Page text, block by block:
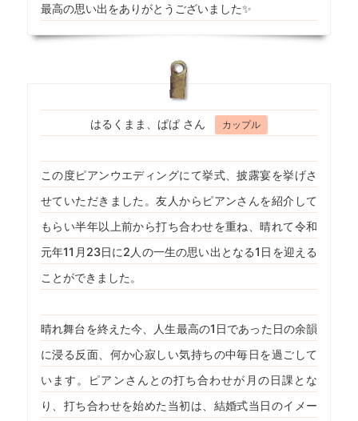
最高の思い出をありがとうございました✨
はるくまま、ぱぱ さん カップル
この度ピアンウエディングにて挙式、披露宴を挙げさ
せていただきました。友人からピアンさんを紹介して
もらい半年以上前から打ち合わせを重ね、晴れて令和
元年11月23日に2人の一生の思い出となる1日を迎える
ことができました。
晴れ舞台を終えた今、人生最高の1日であった日の余韻
に浸る反面、何か心寂しい気持ちの中毎日を過ごして
います。ピアンさんとの打ち合わせが月の日課とな
り、打ち合わせを始めた当初は、結婚式当日のイメー